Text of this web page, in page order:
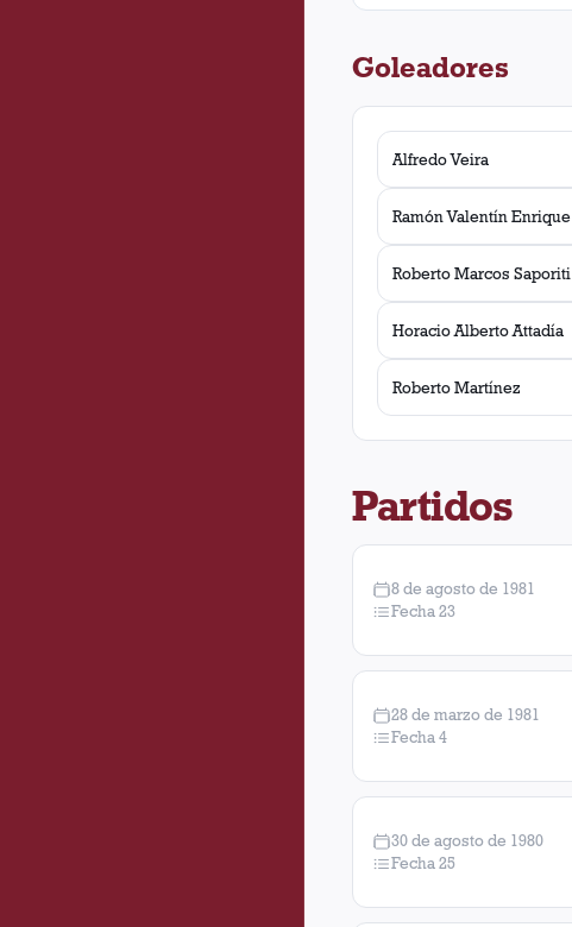
Goleadores
Alfredo Veira
Ramón Valentín Enrique
Roberto Marcos Saporiti
Horacio Alberto Attadía
Roberto Martínez
Partidos
8 de agosto de 1981
Fecha 23
28 de marzo de 1981
Fecha 4
30 de agosto de 1980
Fecha 25